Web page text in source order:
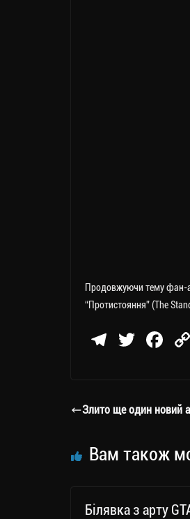
Продовжуючи тему фан-
“Протистояння” (The
Te
a
T
er
Fa
ok
Злито ще один новий
Вам також
Білявка з арту